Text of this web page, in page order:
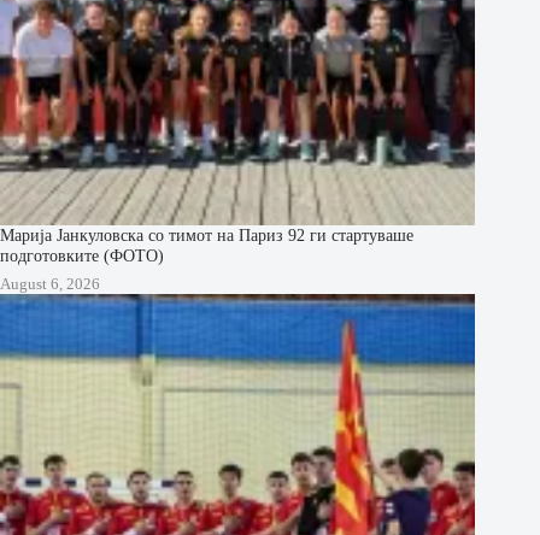
Марија Јанкуловска со тимот на Париз 92 ги стартуваше
подготовките (ФОТО)
August 6, 2026